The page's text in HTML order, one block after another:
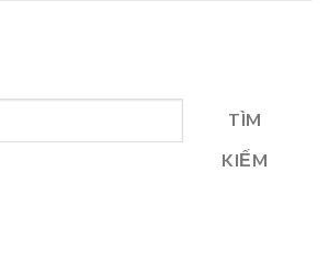
TÌM
KIẾM